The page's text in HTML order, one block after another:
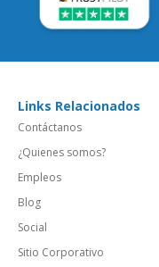
Links Relacionados
Contáctanos
¿Quienes somos?
Empleos
Blog
Social
Sitio Corporativo